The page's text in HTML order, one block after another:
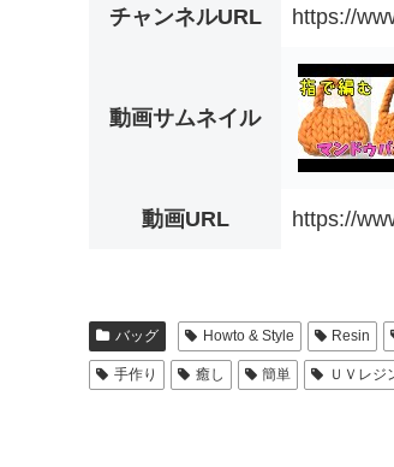
チャンネルURL https://
動画サムネイル
動画URL https://
バッグ Howto & Style Resin
手作り 癒し 簡単 ＵＶレジ